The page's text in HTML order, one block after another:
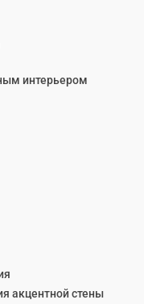
интерьером
акцентной стены